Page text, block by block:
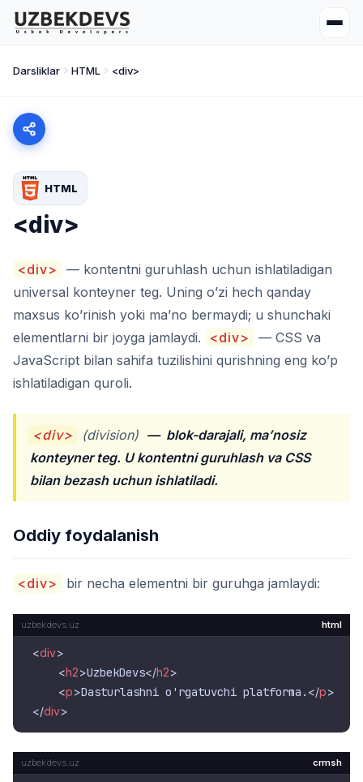
Darsliklar HTML <div>
HTML
<div>
<div>
— kontentni guruhlash uchun ishlatiladigan
universal konteyner teg. Uning o’zi hech qanday
maxsus ko’rinish yoki ma’no bermaydi; u shunchaki
elementlarni bir joyga jamlaydi.
<div>
— CSS va
JavaScript bilan sahifa tuzilishini qurishning eng ko’p
ishlatiladigan quroli.
<div> (division) — blok-darajali, ma’nosiz
konteyner teg. U kontentni guruhlash va CSS
bilan bezash uchun ishlatiladi.
Oddiy foydalanish
<div> bir necha elementni bir guruhga jamlaydi:
html
<div>
<h2>UzbekDevs</h2>
<p>Dasturlashni o'rgatuvchi platforma. </p>
</div>
crmsh